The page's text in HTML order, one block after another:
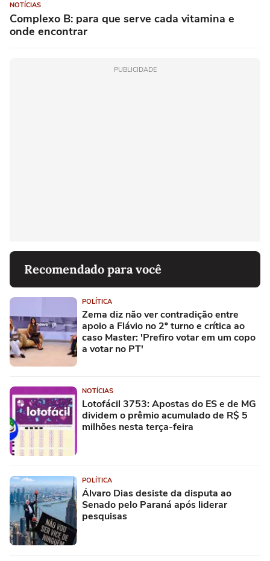
NOTÍCIAS
Complexo B: para que serve cada vitamina e
onde encontrar
PUBLICIDADE
Recomendado para você
POLÍTICA
Zema diz não ver contradição entre
apoio a Flávio no 2º turno e crítica ao
caso Master: 'Prefiro votar em um copo
a votar no PT'
NOTÍCIAS
Lotofácil 3753: Apostas do ES e de MG
dividem o prêmio acumulado de R$ 5
milhões nesta terça-feira
POLÍTICA
Álvaro Dias desiste da disputa ao
Senado pelo Paraná após liderar
pesquisas